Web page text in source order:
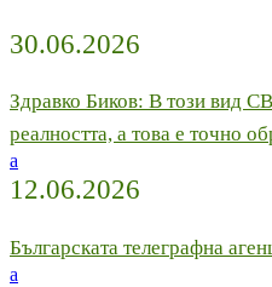
30.06.2026
Здравко Биков: В този вид
реалността, а това е точно
a
12.06.2026
Българската телеграфна
a